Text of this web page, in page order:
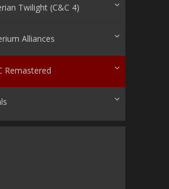
Twilight (C&C 4)
Alliances
Remastered